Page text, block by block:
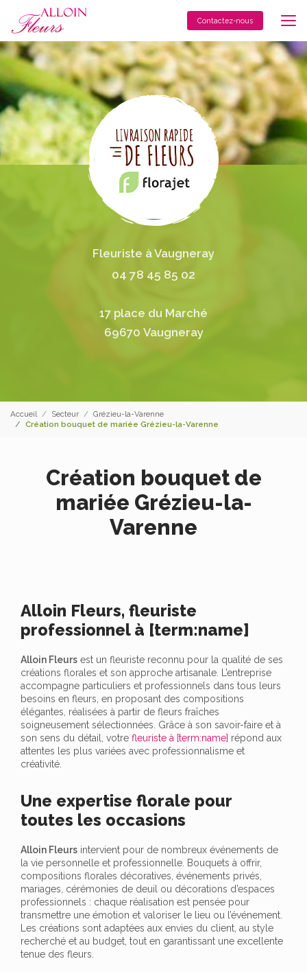
contenu
principal
Contactez-nous
Fleuriste à Vaugneray
04 78 45 85 02
17 place du Marché
69670 Vaugneray
Accueil Secteur
Grézieu-la-Varenne
Création bouquet de mariée Grézieu-la-Varenne
Création bouquet de
mariée Grézieu-la-
Varenne
Alloin Fleurs, fleuriste
professionnel à [term:name]
Alloin Fleurs est un fleuriste reconnu pour la qualité de ses
créations florales et son approche artisanale. L’entreprise
accompagne particuliers et professionnels dans tous leurs
besoins en fleurs, en proposant des compositions
élégantes, réalisées à partir de fleurs fraîches
soigneusement sélectionnées. Grâce à son savoir-faire et à
son sens du détail, votre fleuriste à [term:name] répond aux
attentes les plus variées avec professionnalisme et
créativité.
Une expertise florale pour
toutes les occasions
Alloin Fleurs intervient pour de nombreux événements de
la vie personnelle et professionnelle. Bouquets à offrir,
compositions florales décoratives, événements privés,
mariages, cérémonies de deuil ou décorations d’espaces
professionnels : chaque réalisation est pensée pour
transmettre une émotion et valoriser le lieu ou l’événement.
Les créations sont adaptées aux envies du client, au style
recherché et au budget, tout en garantissant une excellente
tenue des fleurs.